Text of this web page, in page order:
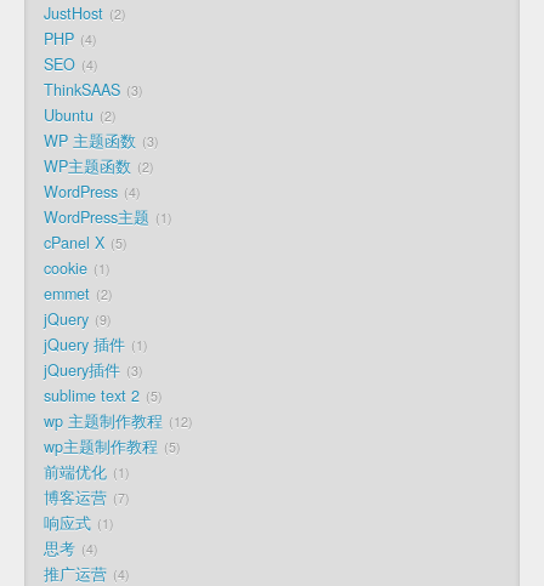
JustHost 2
PHP 4
SEO 4
ThinkSAAS 3
Ubuntu 2
WP 主题函数 3
WP主题函数 2
WordPress 4
WordPress主题 1
cPanel X 5
cookie 1
emmet 2
jQuery 9
jQuery 插件 1
jQuery插件 3
sublime text 2 5
wp 主题制作教程 12
wp主题制作教程 5
前端优化 1
博客运营 7
响应式 1
思考 4
推广运营 4